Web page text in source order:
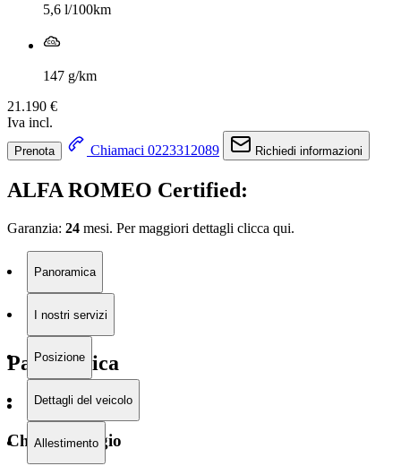
5,6 l/100km
147 g/km
21.190 €
Iva incl.
Prenota Chiamaci 0223312089 Richiedi informazioni
ALFA ROMEO Certified:
Garanzia: 24 mesi. Per maggiori dettagli clicca qui.
Panoramica
I nostri servizi
Posizione
Dettagli del veicolo
Allestimento
Panoramica
Chilometraggio